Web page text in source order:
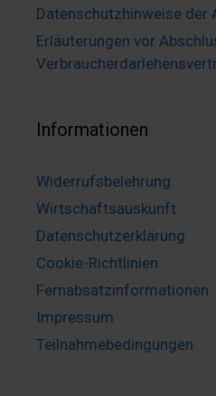
Datenschutzhinweise der
Erläuterungen vor
Informationen
Widerrufsbelehrung
Wirtschaftsauskunft
Datenschutzerklärung
Cookie-Richtlinien
Fernabsatzinformationen
Impressum
Teilnahmebedingungen